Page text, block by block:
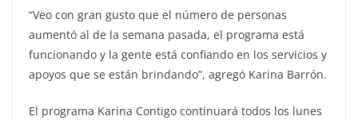
“Veo con gran gusto que el número de personas
aumentó al de la semana pasada, el programa está
funcionando y la gente está confiando en los servicios y
apoyos que se están brindando”, agregó Karina Barrón.
El programa Karina Contigo continuará todos los lunes